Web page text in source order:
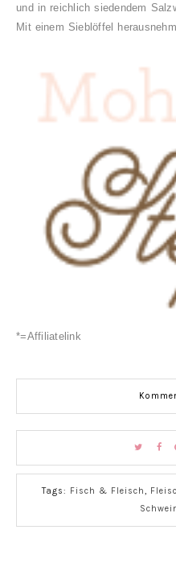
und in reichlich siedendem
Mit einem Sieblöffel
*=Affiliatelink
Tags: Fisch & Fleisch,